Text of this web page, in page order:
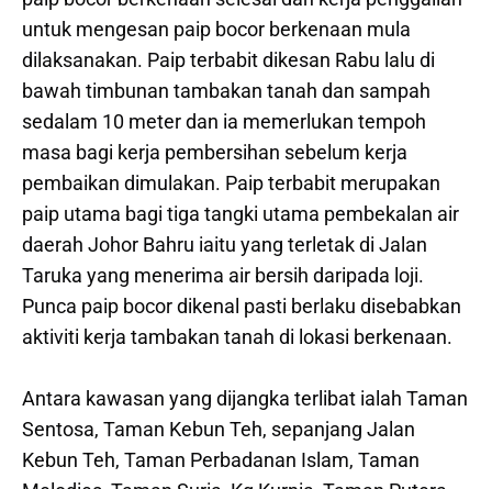
untuk mengesan paip bocor berkenaan mula
dilaksanakan. Paip terbabit dikesan Rabu lalu di
bawah timbunan tambakan tanah dan sampah
sedalam 10 meter dan ia memerlukan tempoh
masa bagi kerja pembersihan sebelum kerja
pembaikan dimulakan. Paip terbabit merupakan
paip utama bagi tiga tangki utama pembekalan air
daerah Johor Bahru iaitu yang terletak di Jalan
Taruka yang menerima air bersih daripada loji.
Punca paip bocor dikenal pasti berlaku disebabkan
aktiviti kerja tambakan tanah di lokasi berkenaan.
Antara kawasan yang dijangka terlibat ialah Taman
Sentosa, Taman Kebun Teh, sepanjang Jalan
Kebun Teh, Taman Perbadanan Islam, Taman